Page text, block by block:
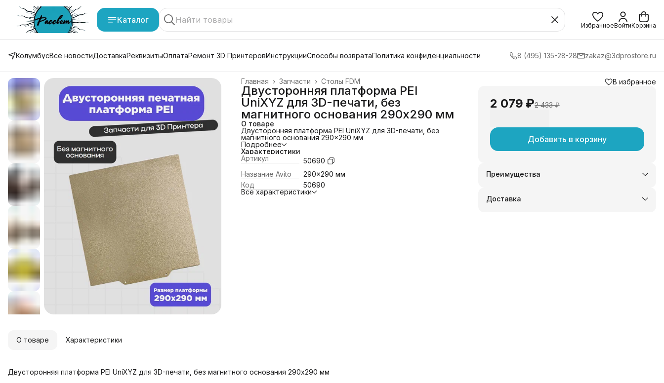
Каталог
ИзбранноеВойтиКорзина
КолумбусВсе новостиДоставкаРеквизитыОплатаРемонт 3D ПринтеровИнструкцииСпособы возвратаПолитика конфиденциальности 8 (495) 135-28-28 zakaz@3dprostore.ru
Столы FDM
Запчасти ›
Главная ›
Двусторонняя платформа PEI
UniXYZ для 3D-печати, без
магнитного основания 290x290 мм
О товаре
Двусторонняя платформа PEI UniXYZ для 3D-печати, без
магнитного основания 290x290 мм
Подробнее
Характеристики
Артикул
50690
Название Avito
290x290 мм
Код
50690
Все характеристики
В избранное
2 079 ₽2 433 ₽
Добавить в корзину
Преимущества
Оплата частями в Сплит
Удобный возврат
Доставка
О товаре Характеристики
Двусторонняя платформа PEI UniXYZ для 3D-печати, без магнитного основания 290x290 мм